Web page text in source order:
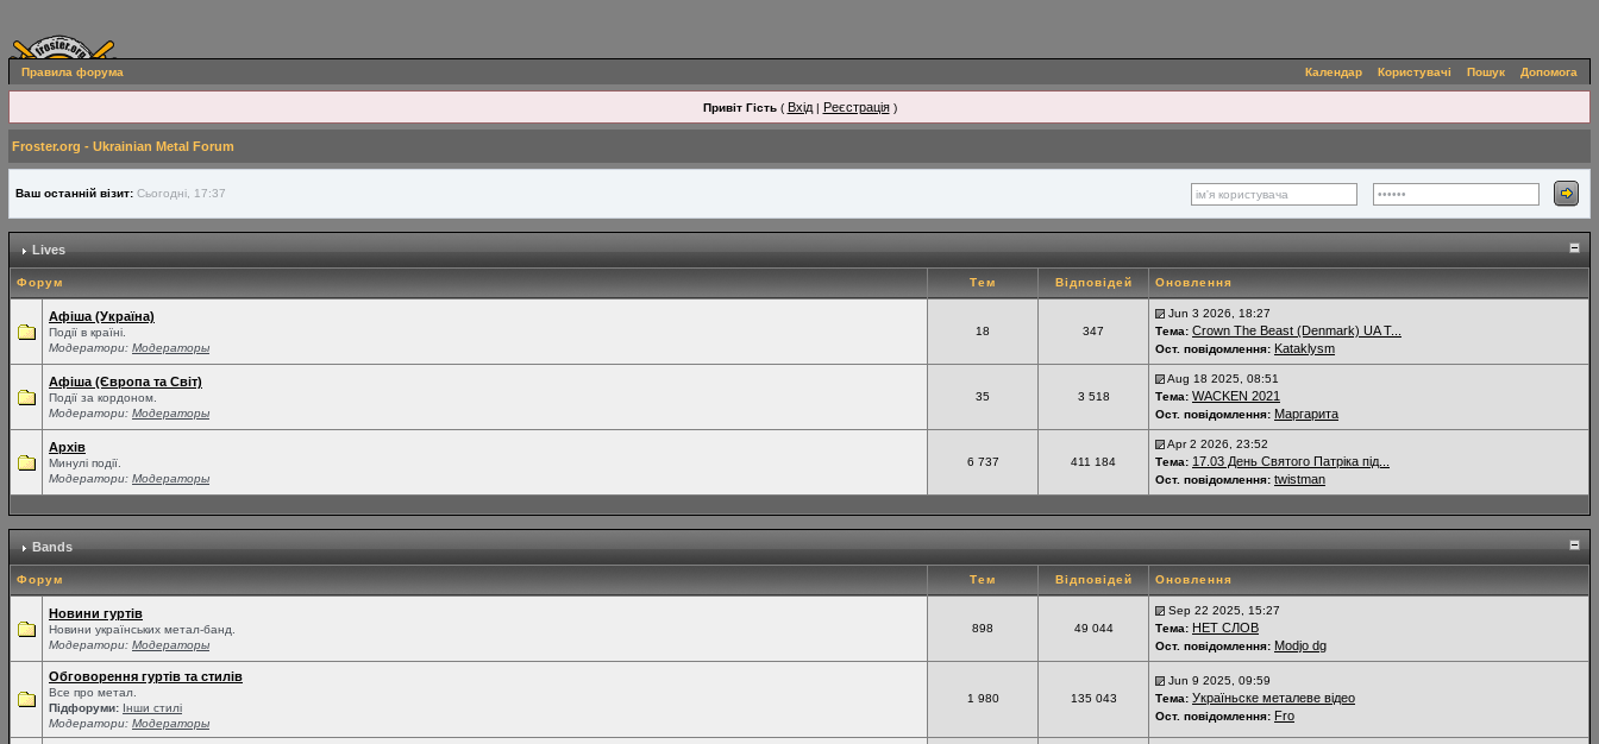
Правила форума Календар Користувачі Пошук Допомога
Привіт Гість( Вхід| Реєстрація)
Froster.org - Ukrainian Metal Forum
Ваш останній візит: Сьогодні, 17:37
Lives
Форум Тем Відповідей Оновлення
Афіша (Україна)
Події в країні.
Модератори: Модераторы
18 347
Jun 3 2026, 18:27
Тема: Crown The Beast (Denmark) UA T...
Ост. повідомлення: Kataklysm
Афіша (Європа та Світ)
Події за кордоном.
Модератори: Модераторы
35 3 518
Aug 18 2025, 08:51
Тема: WACKEN 2021
Ост. повідомлення: Маргарита
Архів
Минулі події.
Модератори: Модераторы
6 737 411 184
Apr 2 2026, 23:52
Тема: 17.03 День Святого Патріка під...
Ост. повідомлення: twistman
Bands
Форум Тем Відповідей Оновлення
Новини гуртів
Новини українських метал-банд.
Модератори: Модераторы
898 49 044
Sep 22 2025, 15:27
Тема: НЕТ СЛОВ
Ост. повідомлення: Modjo dg
Обговорення гуртів та стилів
Все про метал.
Підфоруми: Інши стилі
Модератори: Модераторы
1 980 135 043
Jun 9 2025, 09:59
Тема: Україньске металеве відео
Ост. повідомлення: Fro